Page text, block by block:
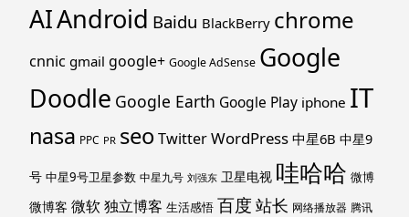
AIAndroid Baidu BlackBerry chrome
cnnic gmail google+ Google AdSense Google
Doodle Google Earth Google Play iphone IT
nasa PPC PR seoTwitterWordPress 中星6B 中星9
号 中星9号卫星参数 中星九号 刘强东 卫星电视 哇哈哈 微博
微博客 微软独立博客 生活感悟 百度 站长 网络播放器 腾讯